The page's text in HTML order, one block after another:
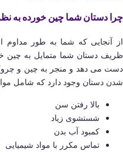
چرا دستان شما چین خورده به
از آنجایی که شما به طور
ظریف دستان شما متمایل به چین
دست می دهد و منجر به چین و
شدن دستان وجود دارد که شامل
بالا رفتن سن
شستشوی زیاد
کمبود آب بدن
تماس مکرر با مواد شیمیایی